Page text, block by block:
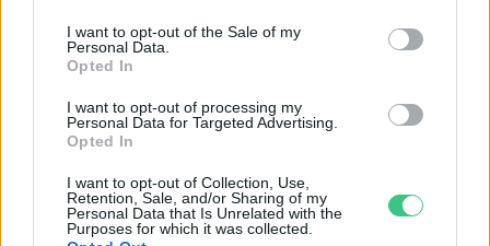
I want to opt-out of the Sale of my
Personal Data.
Opted In
I want to opt-out of processing my
Personal Data for Targeted Advertising.
Opted In
I want to opt-out of Collection, Use,
Retention, Sale, and/or Sharing of my
Personal Data that Is Unrelated with the
Purposes for which it was collected.